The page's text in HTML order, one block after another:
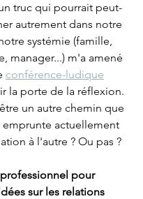
truc qui pourrait peut-
autrement dans notre
systémie (famille,
manager...) m'a amené
conférence-ludique
la porte de la réflexion.
un autre chemin que
actuellement
à l'autre ? Ou pas ?
pour
sur les relations